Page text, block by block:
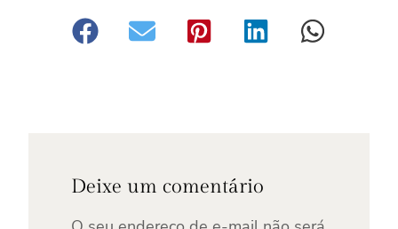
Deixe um comentário